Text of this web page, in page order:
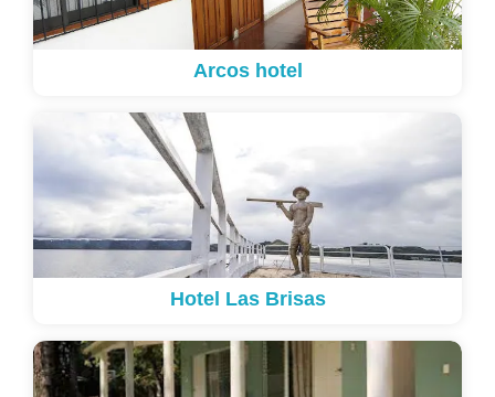
Arcos hotel
Hotel Las Brisas